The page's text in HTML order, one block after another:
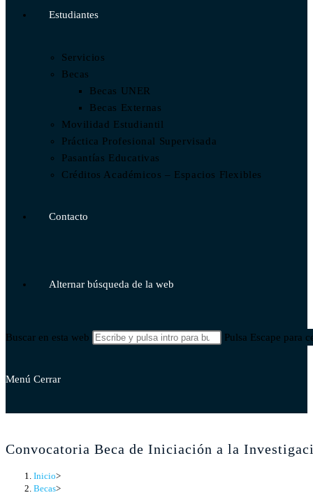
Estudiantes
Servicios
Becas
Becas UNER
Becas Externas
Movilidad Estudiantil
Práctica Profesional Supervisada
Pasantías Educativas
Créditos Académicos – Espacios Flexibles
Contacto
Alternar búsqueda de la web
Buscar en esta web Pulsa Escape para
Menú Cerrar
Convocatoria Beca de Iniciación a la
Inicio>
Becas>